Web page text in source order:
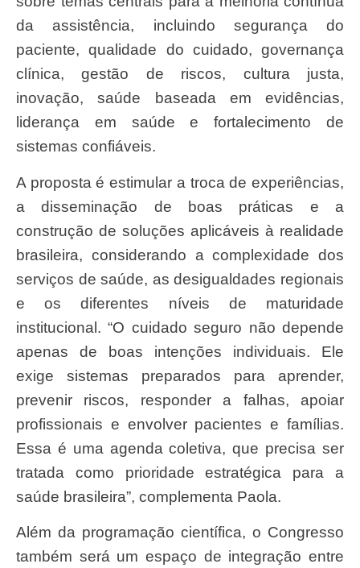
da assistência, incluindo segurança do
paciente, qualidade do cuidado, governança
clínica, gestão de riscos, cultura justa,
inovação, saúde baseada em evidências,
liderança em saúde e fortalecimento de
sistemas confiáveis.
A proposta é estimular a troca de experiências,
a disseminação de boas práticas e a
construção de soluções aplicáveis à realidade
brasileira, considerando a complexidade dos
serviços de saúde, as desigualdades regionais
e os diferentes níveis de maturidade
institucional. “O cuidado seguro não depende
apenas de boas intenções individuais. Ele
exige sistemas preparados para aprender,
prevenir riscos, responder a falhas, apoiar
profissionais e envolver pacientes e famílias.
Essa é uma agenda coletiva, que precisa ser
tratada como prioridade estratégica para a
saúde brasileira”, complementa Paola.
Além da programação científica, o Congresso
também será um espaço de integração entre